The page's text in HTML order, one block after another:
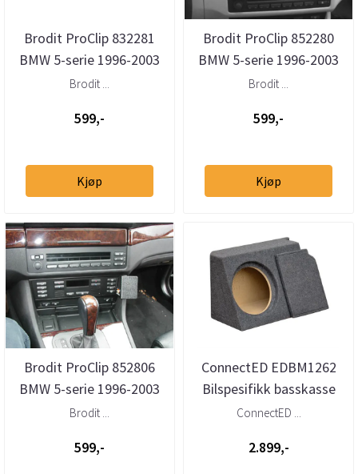
Brodit ProClip 832281
BMW 5-serie 1996-2003
Konsoll vinklet
Brodit ...
599,-
Kjøp
Brodit ProClip 852280
BMW 5-serie 1996-2003
Senter
Brodit ...
599,-
Kjøp
Brodit ProClip 852806
BMW 5-serie 1996-2003
Vinklet
Brodit ...
599,-
ConnectED EDBM1262
Bilspesifikk basskasse
12” BMW 5-serie Sedan
ConnectED ...
2.899,-